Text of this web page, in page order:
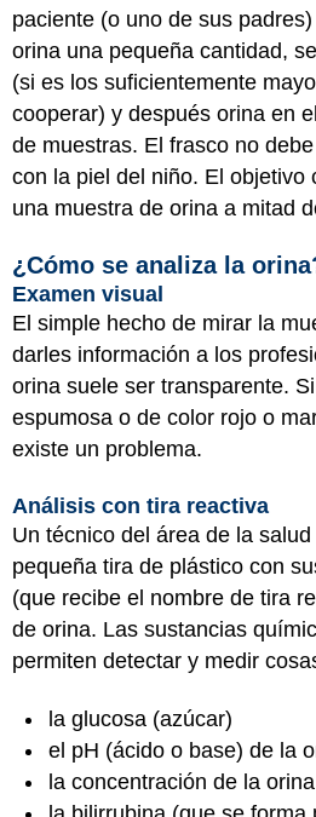
paciente (o uno de sus
orina una pequeña cantidad,
(si es los suficientemente
cooperar) y después orina en
de muestras. El frasco no
con la piel del niño. El objetivo
una muestra de orina a mitad
¿Cómo se analiza la
Examen visual
El simple hecho de mirar la
darles información a los
orina suele ser transparente.
espumosa o de color rojo o
existe un problema.
Análisis con tira reactiva
Un técnico del área de la
pequeña tira de plástico con
(que recibe el nombre de tira
de orina. Las sustancias
permiten detectar y medir
la glucosa (azúcar)
el pH (ácido o base) de la
la concentración de la orina